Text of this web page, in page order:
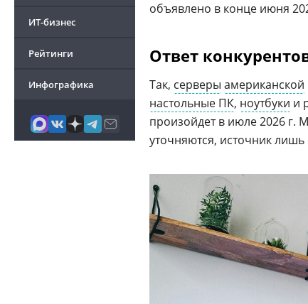
ИТ-бизнес
Рейтинги
Инфографика
объявлено в конце июня
Ответ
Так, серверы американской
настольные ПК, ноутбуки и
произойдет в июле 2026 г.
уточняются, источник лишь